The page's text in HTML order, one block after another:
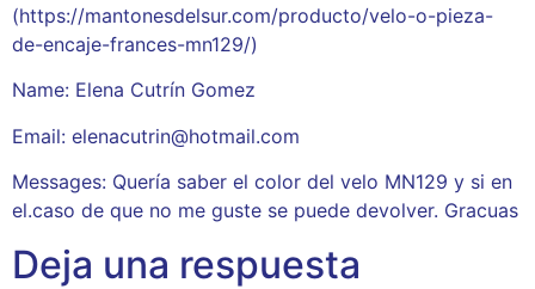
(https://mantonesdelsur.com/producto/velo-o-pieza-
de-encaje-frances-mn129/)
Name: Elena Cutrín Gomez
Email: elenacutrin@hotmail.com
Messages: Quería saber el color del velo MN129 y si en
el.caso de que no me guste se puede devolver. Gracuas
Deja una respuesta